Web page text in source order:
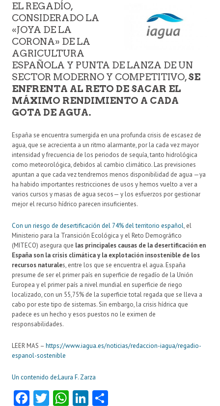
EL REGADÍO,
CONSIDERADO LA
«JOYA DE LA
CORONA» DE LA
AGRICULTURA
ESPAÑOLA Y PUNTA DE LANZA DE UN
SECTOR MODERNO Y COMPETITIVO,SE
ENFRENTA AL RETO DE SACAR EL
MÁXIMO RENDIMIENTO A CADA
GOTA DE AGUA.
España se encuentra sumergida en una profunda crisis de escasez de
agua, que se acrecienta a un ritmo alarmante, por la cada vez mayor
intensidad y frecuencia de los periodos de sequía, tanto hidrológica
como meteorológica, debidos al cambio climático. Las previsiones
apuntan a que cada vez tendremos menos disponibilidad de agua —ya
ha habido importantes restricciones de usos y hemos vuelto a ver a
varios cursos y masas de agua secos— y los esfuerzos por gestionar
mejor el recurso hídrico parecen insuficientes.
Con un riesgo de desertificación del 74% del territorio español, el
Ministerio para la Transición Ecológica y el Reto Demográfico
(MITECO) asegura que las principales causas de la desertificación en
España son la crisis climática y la explotación insostenible de los
recursos naturales, entre los que se encuentra el agua. España
presume de ser el primer país en superficie de regadío de la Unión
Europea y el primer país a nivel mundial en superficie de riego
localizado, con un 55,75% de la superficie total regada que se lleva a
cabo por este tipo de sistemas. Sin embargo, la crisis hídrica que
padece es un hecho y esos puestos no le eximen de
responsabilidades.
LEER MAS – https://www.iagua.es/noticias/redaccion-iagua/regadio-
espanol-sostenible
Un contenido de:Laura F. Zarza
Fa T W Li